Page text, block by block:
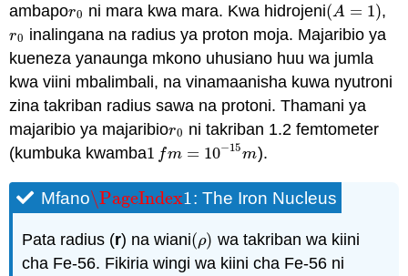
ambapor0
r0 ni mara kwa mara. Kwa hidrojeni(A = 1)
(A=1) ,
r0
r0 inalingana na radius ya proton moja. Majaribio ya
kueneza yanaunga mkono uhusiano huu wa jumla
kwa viini mbalimbali, na vinamaanisha kuwa nyutroni
zina takriban radius sawa na protoni. Thamani ya
majaribio ya majaribior0
r0 ni takriban 1.2 femtometer
(kumbuka kwamba1 fm = 10−15m
1 fm= 10 −15m ).
Mfano\PageIndex1
\PageIndex1: The Iron Nucleus
Pata radius (r) na wiani(ρ)
(ρ) wa takriban wa kiini
cha Fe-56. Fikiria wingi wa kiini cha Fe-56 ni